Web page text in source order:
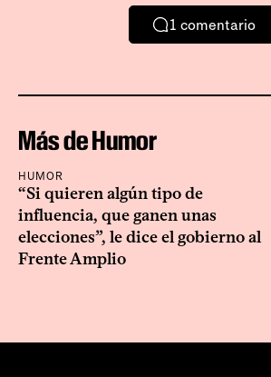
1 comentario
Más de Humor
HUMOR
“Si quieren algún tipo de
influencia, que ganen unas
elecciones”, le dice el gobierno al
Frente Amplio